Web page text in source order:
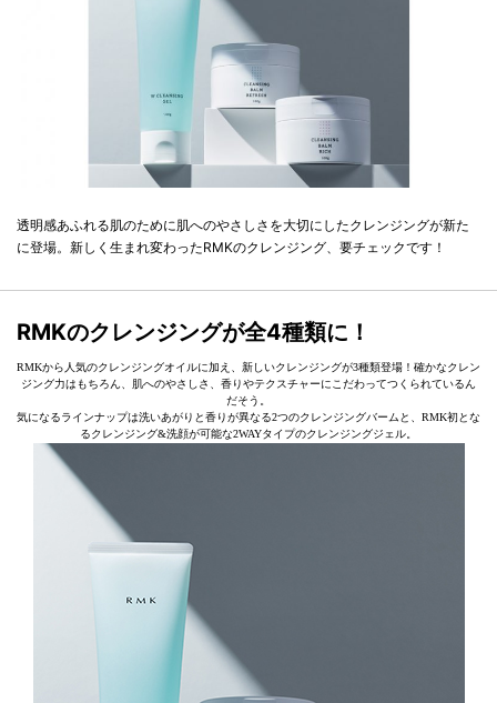
透明感あふれる肌のために肌へのやさしさを大切にしたクレンジングが新た
に登場。新しく生まれ変わったRMKのクレンジング、要チェックです！
RMKのクレンジングが全4種類に！
RMKから人気のクレンジングオイルに加え、新しいクレンジングが3種類登場！確かなクレン
ジング力はもちろん、肌へのやさしさ、香りやテクスチャーにこだわってつくられているん
だそう。
気になるラインナップは洗いあがりと香りが異なる2つのクレンジングバームと、RMK初とな
るクレンジング&洗顔が可能な2WAYタイプのクレンジングジェル。